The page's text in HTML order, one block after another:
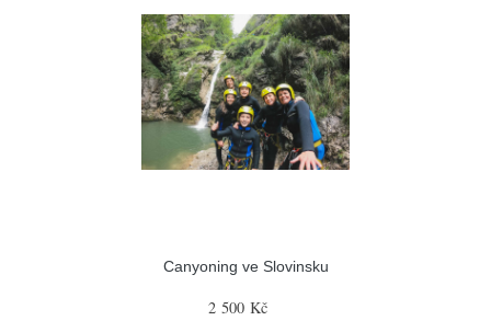
Canyoning ve Slovinsku
2 500 Kč